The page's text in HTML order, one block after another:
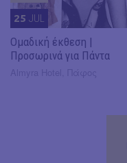
25 JUL
Ομαδική έκθεση |
Προσωρινά για Πάντα